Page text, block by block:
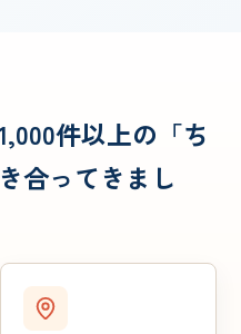
件以上の「ち
合ってきまし